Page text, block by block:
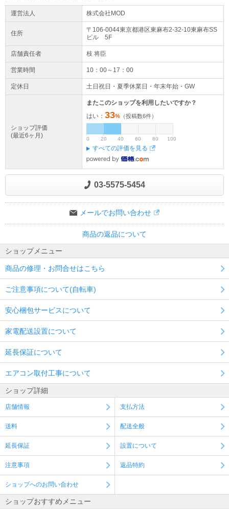
予めご了承ください。
運営法人 株式会社MOD
住所 〒106-0044東京都港区東麻布2-32-10東麻布SS
ビル 5F
店舗責任者 枝 将臣
営業時間 10：00～17：00
定休日 土日祝日・夏季休業日・年末年始・GW
ショップ評価
(最近6ヶ月)
またこのショップを利用したいですか？
はい： 33% （投稿数6件）
0 20 40 60 80 100
すべての評価を見る
03-5575-5454
メールでお問い合わせ
商品の返品について
ショップメニュー
商品の修理・お問合せはこちら
ご注意事項について(自転車)
安心梱包サービスについて
家電配送設置について
延長保証について
エアコン取付工事について
ショップ詳細
店舗情報 支払方法
送料 配送全般
延長保証 設置について
注意事項 返品特約
ショップへのお問い合わせ
ショップおすすめメニュー